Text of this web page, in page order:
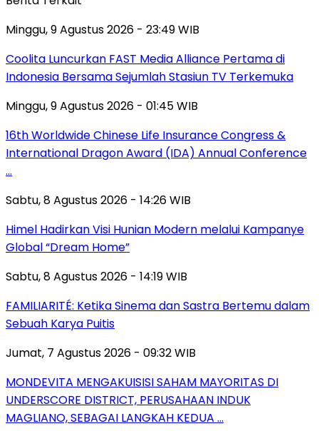
Minggu, 9 Agustus 2026 - 23:49 WIB
Coolita Luncurkan FAST Media Alliance Pertama di
Indonesia Bersama Sejumlah Stasiun TV Terkemuka
Minggu, 9 Agustus 2026 - 01:45 WIB
16th Worldwide Chinese Life Insurance Congress &
International Dragon Award (IDA) Annual Conference
…
Sabtu, 8 Agustus 2026 - 14:26 WIB
Himel Hadirkan Visi Hunian Modern melalui Kampanye
Global “Dream Home”
Sabtu, 8 Agustus 2026 - 14:19 WIB
FAMILIARITÉ: Ketika Sinema dan Sastra Bertemu dalam
Sebuah Karya Puitis
Jumat, 7 Agustus 2026 - 09:32 WIB
MONDEVITA MENGAKUISISI SAHAM MAYORITAS DI
UNDERSCORE DISTRICT, PERUSAHAAN INDUK
MAGLIANO, SEBAGAI LANGKAH KEDUA …